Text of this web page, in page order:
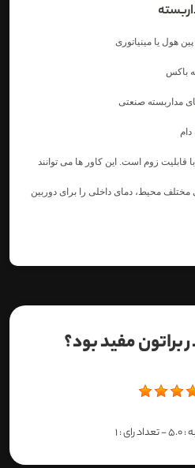
قابلیت زوم است. این کاور ها می توانند
مختلف محیط، دمای داخلی را برای دوربین
براتون مفید بود؟
:
5.0- تعداد رای :1